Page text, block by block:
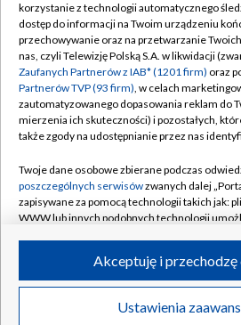
TVP
Abonament TVP
Emisja w TVP
Centrum informacji TVP
Naziemna Telewizja Cyfrowa
Rada Programowa
System NOS
Informacje o nadawcy
Program dla prasy
Regulamin
Polityka
Moje zgody
Pomoc
Kontakt
Kanały
©2026 Telewizja Polska
korzystanie z technologii automatycznego
dostęp do informacji na Twoim urządzeniu
przechowywanie oraz na przetwarzanie
nas, czyli Telewizję Polską S.A. w likwidacji
Zaufanych Partnerów z IAB* (1201 firm) oraz
Partnerów TVP (93 firm), w celach
zautomatyzowanego dopasowania reklam do
mierzenia ich skuteczności) i pozostałych,
także zgody na udostępnianie przez nas
Twoje dane osobowe zbierane podczas
poszczególnych serwisówzwanych dalej
zapisywane za pomocą technologii takich jak:
WWW lub innych podobnych technologii
ruchu w Internecie.
Twoje dane osobowe zbierane podczas
poszczególnych serwisówna Portalu, takie jak
Ustawienia
Akceptuję i przechodzę